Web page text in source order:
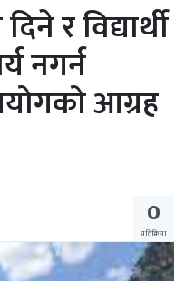
र विद्यार्थी
नगर्न
आग्रह
0
प्रतिक्रिया